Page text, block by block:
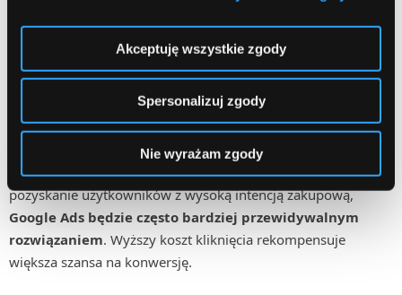
Akceptuję wszystkie zgody
Spersonalizuj zgody
Nie wyrażam zgody
Co lepiej sprawdza się w
afiliacji w branży finansowej?
Odpowiedź zależy przede wszystkim od celu kampanii i
budżetu. Jeśli priorytetem jest szybki zwrot z inwestycji i
pozyskanie użytkowników z wysoką intencją zakupową,
Google Ads będzie często bardziej przewidywalnym
rozwiązaniem. Wyższy koszt kliknięcia rekompensuje
większa szansa na konwersję.